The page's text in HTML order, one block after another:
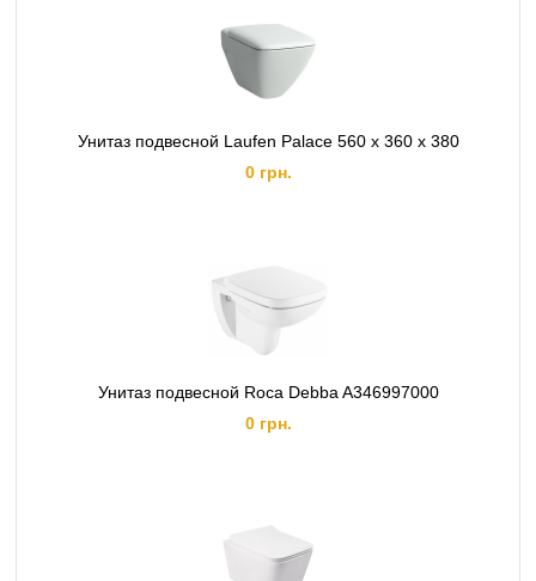
Унитаз подвесной Laufen Palace 560 x 360 x 380
0 грн.
Унитаз подвесной Roca Debba A346997000
0 грн.